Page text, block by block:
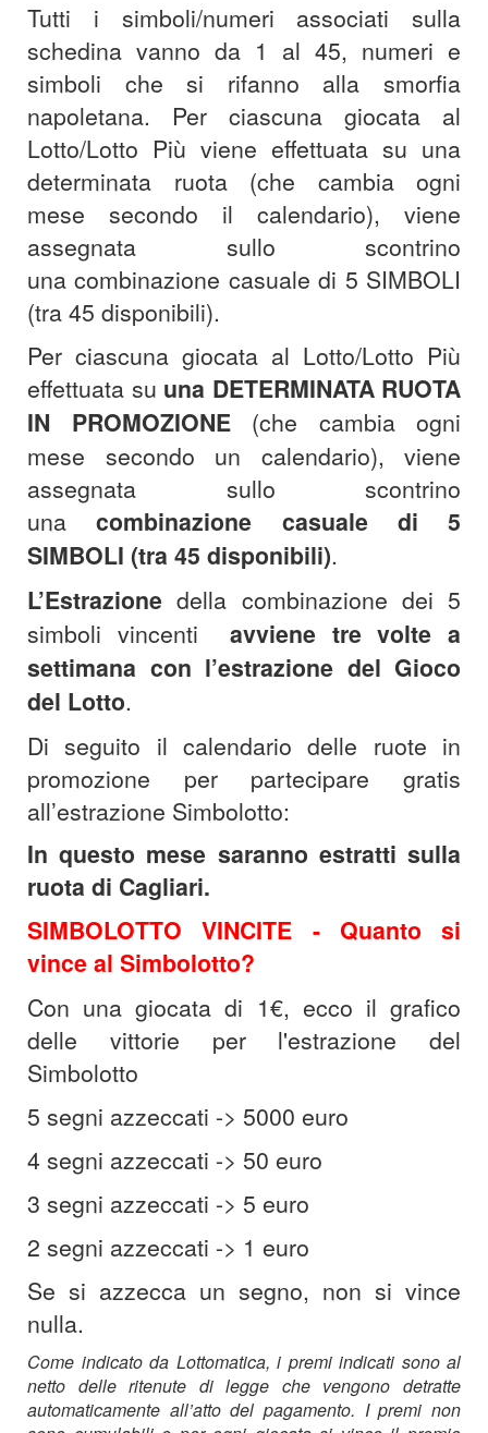
Tutti i simboli/numeri associati sulla
schedina vanno da 1 al 45, numeri e
simboli che si rifanno alla smorfia
napoletana. Per ciascuna giocata al
Lotto/Lotto Più viene effettuata su una
determinata ruota (che cambia ogni
mese secondo il calendario), viene
assegnata sullo scontrino
una combinazione casuale di 5 SIMBOLI
(tra 45 disponibili).
Per ciascuna giocata al Lotto/Lotto Più
effettuata su una DETERMINATA RUOTA
IN PROMOZIONE(che cambia ogni
mese secondo un calendario), viene
assegnata sullo scontrino
unacombinazione casuale di 5
SIMBOLI (tra 45 disponibili).
L’Estrazione della combinazione dei 5
simboli vincenti avviene tre volte a
settimana con l’estrazione del Gioco
del Lotto.
Di seguito il calendario delle ruote in
promozione per partecipare gratis
all’estrazione Simbolotto:
In questo mese saranno estratti sulla
ruota di Cagliari.
SIMBOLOTTO VINCITE - Quanto si
vince al Simbolotto?
Con una giocata di 1€, ecco il grafico
delle vittorie per l'estrazione del
Simbolotto
5 segni azzeccati -> 5000 euro
4 segni azzeccati -> 50 euro
3 segni azzeccati -> 5 euro
2 segni azzeccati -> 1 euro
Se si azzecca un segno, non si vince
nulla.
Come indicato da Lottomatica, i premi indicati sono al
netto delle ritenute di legge che vengono detratte
automaticamente all’atto del pagamento. I premi non